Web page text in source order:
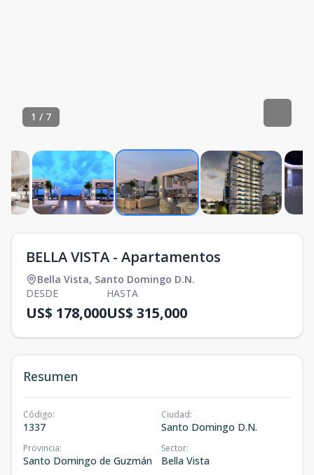
1 / 7
BELLA VISTA - Apartamentos
Bella Vista, Santo Domingo D.N.
DESDE
US$ 178,000
HASTA
US$ 315,000
Resumen
Código:
1337
Ciudad:
Santo Domingo D.N.
Provincia:
Santo Domingo de Guzmán
Sector:
Bella Vista